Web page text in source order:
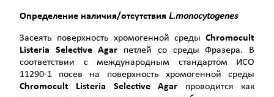
Определение наличия/отсутствия L.monocytogenes
Засеять поверхность хромогенной среды Chromocult
Listeria
Selective Agar петлей со среды Фразера. В
соответствии с международным стандартом ИСО
11290-1 посев на поверхность хромогенной среды
Chromocult
Listeria Selective Agar проводится как